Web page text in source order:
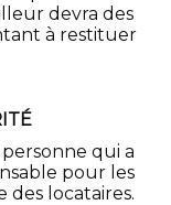
devra des
à restituer
qui a
pour les
des locataires.